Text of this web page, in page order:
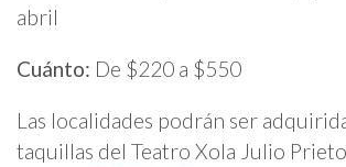
abril
Cuánto: De $220 a $550
Las localidades podrán ser
taquillas del Teatro Xola Julio